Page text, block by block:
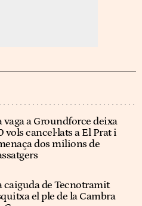
vaga a Groundforce deixa
vols cancel·lats a El Prat i
dos milions de
caiguda de Tecnotramit
el ple de la Cambra